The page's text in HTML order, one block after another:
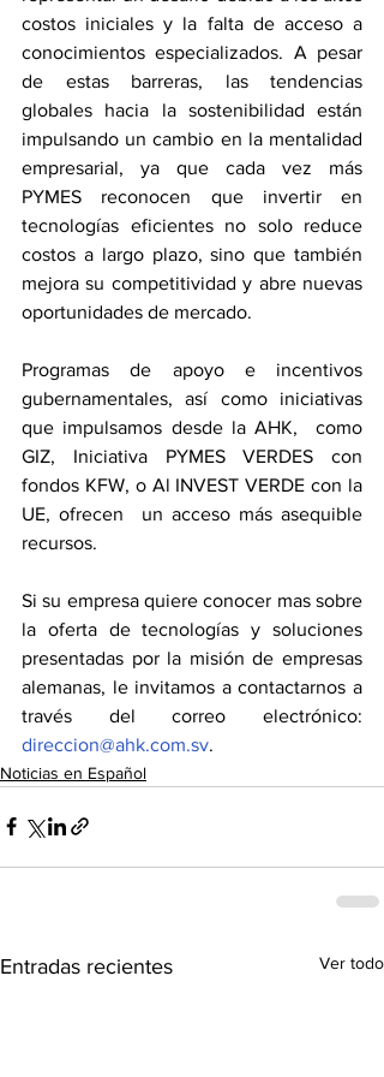
costos iniciales y la falta de acceso a
conocimientos especializados. A pesar
de estas barreras, las tendencias
globales hacia la sostenibilidad están
impulsando un cambio en la mentalidad
empresarial, ya que cada vez más
PYMES reconocen que invertir en
tecnologías eficientes no solo reduce
costos a largo plazo, sino que también
mejora su competitividad y abre nuevas
oportunidades de mercado.
Programas de apoyo e incentivos
gubernamentales, así como iniciativas
que impulsamos desde la AHK,  como
GIZ, Iniciativa PYMES VERDES con
fondos KFW, o Al INVEST VERDE con la
UE, ofrecen  un acceso más asequible
recursos.
Si su empresa quiere conocer mas sobre
la oferta de tecnologías y soluciones
presentadas por la misión de empresas
alemanas, le invitamos a contactarnos a
direccion@ahk.com.sv.
Noticias en Español
Entradas recientes Ver todo